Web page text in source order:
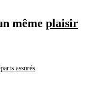
même plaisir
assurés